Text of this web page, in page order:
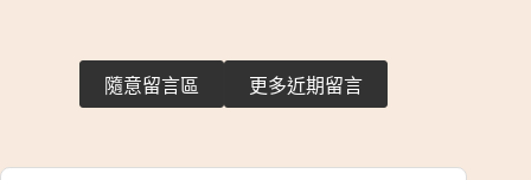
隨意留言區 更多近期留言